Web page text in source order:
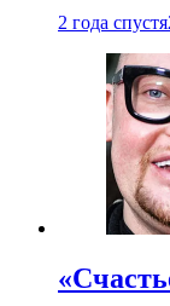
2 года спустя